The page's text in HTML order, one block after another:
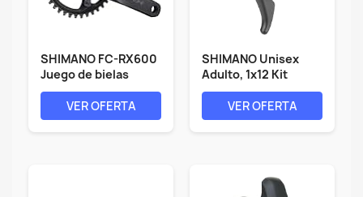
SHIMANO FC-RX600
Juego de bielas
Gravel GRX...
VER OFERTA
SHIMANO Unisex
Adulto, 1x12 Kit
Freno Idraulico...
VER OFERTA